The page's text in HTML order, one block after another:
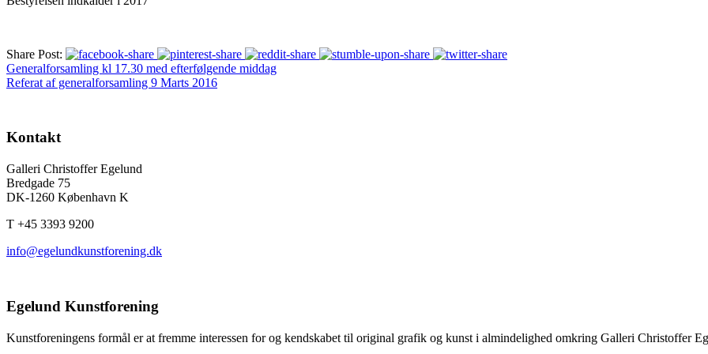
Share Post:
Generalforsamling kl 17.30 med efterfølgende middag
Referat af generalforsamling 9 Marts 2016
Kontakt
Galleri Christoffer Egelund
Bredgade 75
DK-1260 København K
T +45 3393 9200
info@egelundkunstforening.dk
Egelund Kunstforening
Kunstforeningens formål er at fremme interessen for og kendskabet til original grafik og kunst i almindelighed omkring Galleri Christoffer